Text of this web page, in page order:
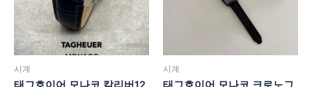
시계 시계